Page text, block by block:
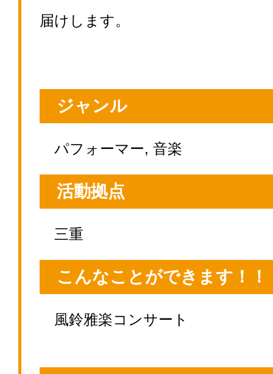
届けします。
ジャンル
パフォーマー, 音楽
活動拠点
三重
こんなことができます！！
風鈴雅楽コンサート